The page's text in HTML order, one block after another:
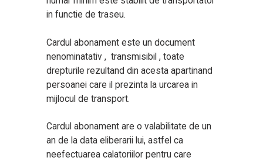
in functie de traseu.
Cardul abonament este un document
nenominatativ , transmisibil , toate
drepturile rezultand din acesta apartinand
persoanei care il prezinta la urcarea in
mijlocul de transport.
Cardul abonament are o valabilitate de un
an de la data eliberarii lui, astfel ca
neefectuarea calatoriilor pentru care